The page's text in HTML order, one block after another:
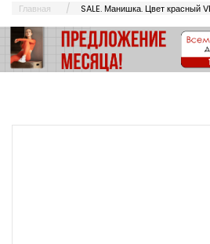
Главная SALE. Манишка. Цвет красный